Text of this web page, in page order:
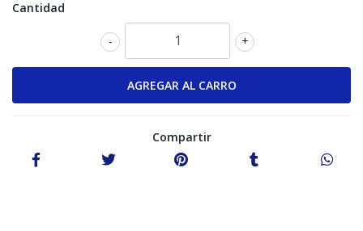
Cantidad
+
-
Compartir